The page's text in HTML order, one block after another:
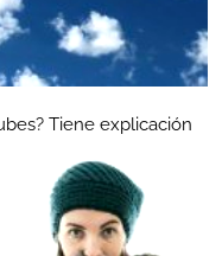
Tiene explicación